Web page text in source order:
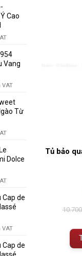
Cao
Vang
VAT
Từ
Dolce
Cap de
VAT
Cap de
Tủ bảo